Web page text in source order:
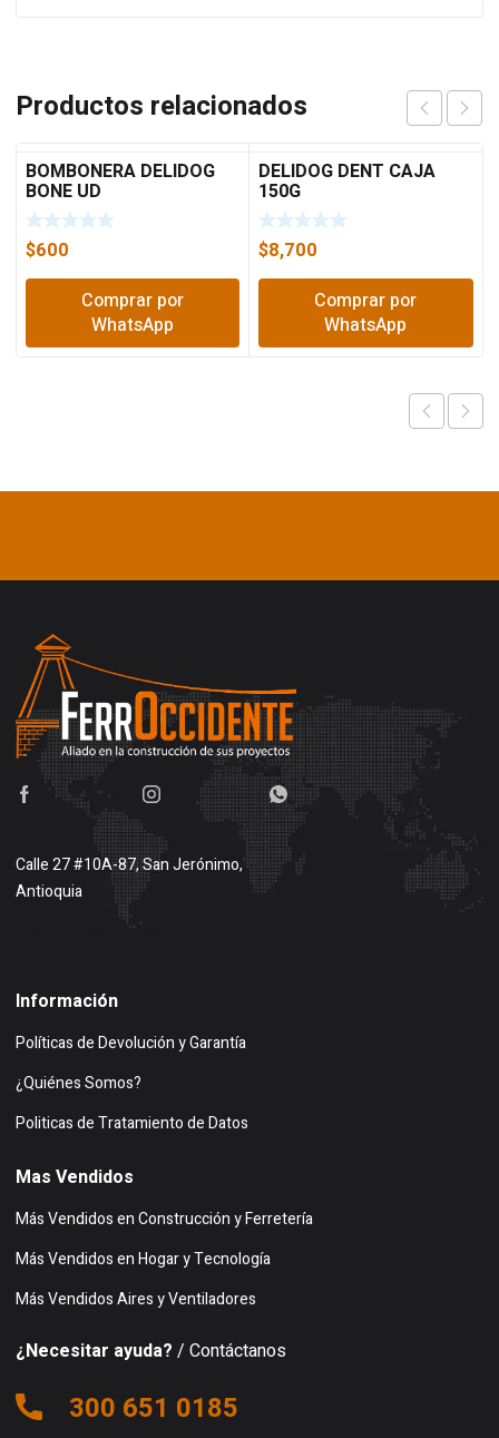
Productos relacionados
BOMBONERA DELIDOG
BONE UD
$600
Comprar por
WhatsApp
DELIDOG DENT CAJA
150G
$8,700
Comprar por
WhatsApp
Calle 27 #10A-87, San Jerónimo,
Antioquia
Información
Políticas de Devolución y Garantía
¿Quiénes Somos?
Politicas de Tratamiento de Datos
Mas Vendidos
Más Vendidos en Construcción y Ferretería
Más Vendidos en Hogar y Tecnología
Más Vendidos Aires y Ventiladores
¿Necesitar ayuda? / Contáctanos
300 651 0185